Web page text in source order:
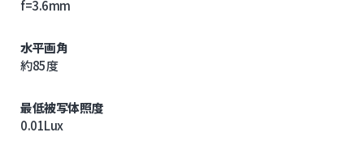
f=3.6mm
水平画角
約85度
最低被写体照度
0.01Lux